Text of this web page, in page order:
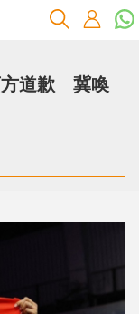
方道歉 冀喚